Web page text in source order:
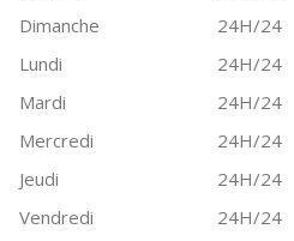
Dimanche
24H/24
Lundi
24H/24
Mardi
24H/24
Mercredi
24H/24
Jeudi
24H/24
Vendredi
24H/24